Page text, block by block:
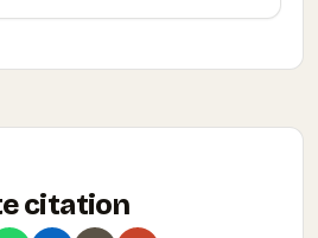
citation